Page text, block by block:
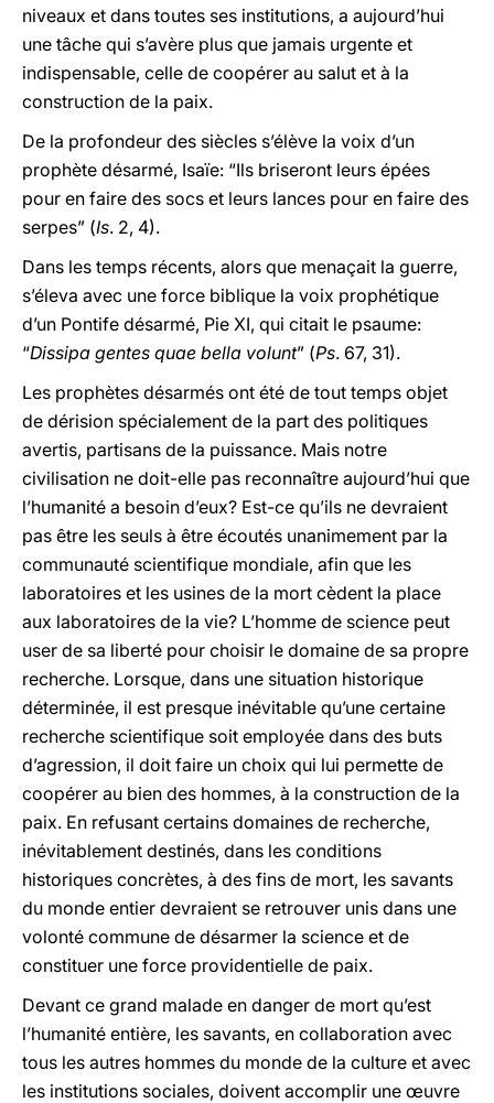
niveaux et dans toutes ses institutions, a aujourd’hui
une tâche qui s’avère plus que jamais urgente et
indispensable, celle de coopérer au salut et à la
construction de la paix.
De la profondeur des siècles s’élève la voix d’un
prophète désarmé, Isaïe: “Ils briseront leurs épées
pour en faire des socs et leurs lances pour en faire des
serpes” (Is. 2, 4).
Dans les temps récents, alors que menaçait la guerre,
s’éleva avec une force biblique la voix prophétique
d’un Pontife désarmé, Pie XI, qui citait le psaume:
“Dissipa gentes quae bella volunt” (Ps. 67, 31).
Les prophètes désarmés ont été de tout temps objet
de dérision spécialement de la part des politiques
avertis, partisans de la puissance. Mais notre
civilisation ne doit-elle pas reconnaître aujourd’hui que
l’humanité a besoin d’eux? Est-ce qu’ils ne devraient
pas être les seuls à être écoutés unanimement par la
communauté scientifique mondiale, afin que les
laboratoires et les usines de la mort cèdent la place
aux laboratoires de la vie? L’homme de science peut
user de sa liberté pour choisir le domaine de sa propre
recherche. Lorsque, dans une situation historique
déterminée, il est presque inévitable qu’une certaine
recherche scientifique soit employée dans des buts
d’agression, il doit faire un choix qui lui permette de
coopérer au bien des hommes, à la construction de la
paix. En refusant certains domaines de recherche,
inévitablement destinés, dans les conditions
historiques concrètes, à des fins de mort, les savants
du monde entier devraient se retrouver unis dans une
volonté commune de désarmer la science et de
constituer une force providentielle de paix.
Devant ce grand malade en danger de mort qu’est
l’humanité entière, les savants, en collaboration avec
tous les autres hommes du monde de la culture et avec
les institutions sociales, doivent accomplir une œuvre